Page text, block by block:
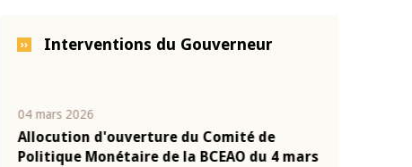
Interventions du Gouverneur
04 mars 2026
Allocution d'ouverture du Comité de
Politique Monétaire de la BCEAO du 4 mars